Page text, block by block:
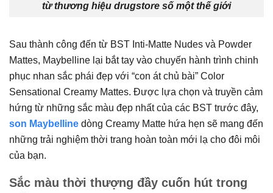
từ thương hiệu drugstore số một thế giới
Sau thành công đến từ BST Inti-Matte Nudes và Powder
Mattes, Maybelline lại bắt tay vào chuyến hành trình chinh
phục nhan sắc phái đẹp với “con át chủ bài” Color
Sensational Creamy Mattes. Được lựa chọn và truyền cảm
hứng từ những sắc màu đẹp nhất của các BST trước đây,
son Maybelline dòng Creamy Matte hứa hẹn sẽ mang đến
những trải nghiệm thời trang hoàn toàn mới lạ cho đôi môi
của bạn.
Sắc màu thời thượng đầy cuốn hút trong